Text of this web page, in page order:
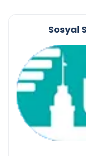
Sosyal